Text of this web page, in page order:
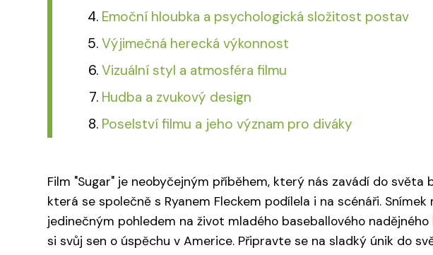
Emoční hloubka a psychologická složitost postav
Výjimečná herecká výkonnost
Vizuální styl a atmosféra filmu
Hudba a zvukový design
Poselství filmu a jeho význam pro diváky
Film "Sugar" je neobyčejným příběhem, který nás zavádí do
která se společně s Ryanem Fleckem podílela i na scénáři.
jedinečným pohledem na život mladého baseballového
si svůj sen o úspěchu v Americe. Připravte se na sladký únik do